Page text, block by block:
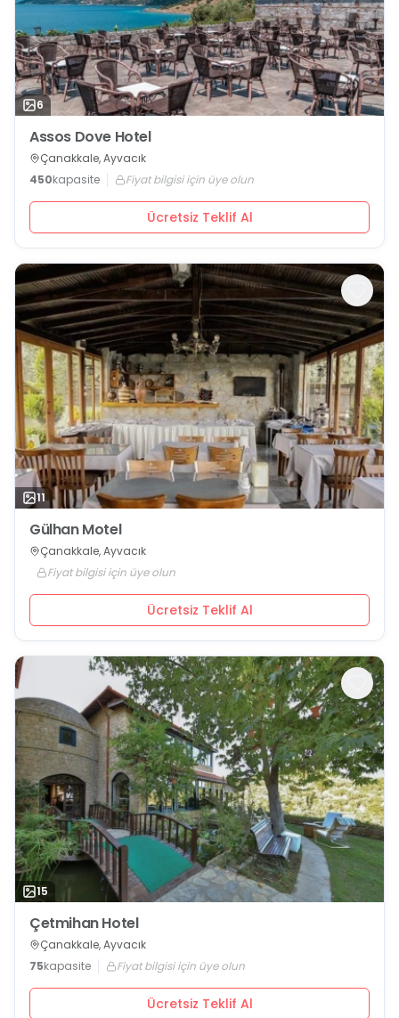
6
Assos Dove Hotel
Çanakkale, Ayvacık
450kapasite Fiyat bilgisi için üye olun
Ücretsiz Teklif Al
11
Gülhan Motel
Çanakkale, Ayvacık
Fiyat bilgisi için üye olun
Ücretsiz Teklif Al
15
Çetmihan Hotel
Çanakkale, Ayvacık
75kapasite Fiyat bilgisi için üye olun
Ücretsiz Teklif Al